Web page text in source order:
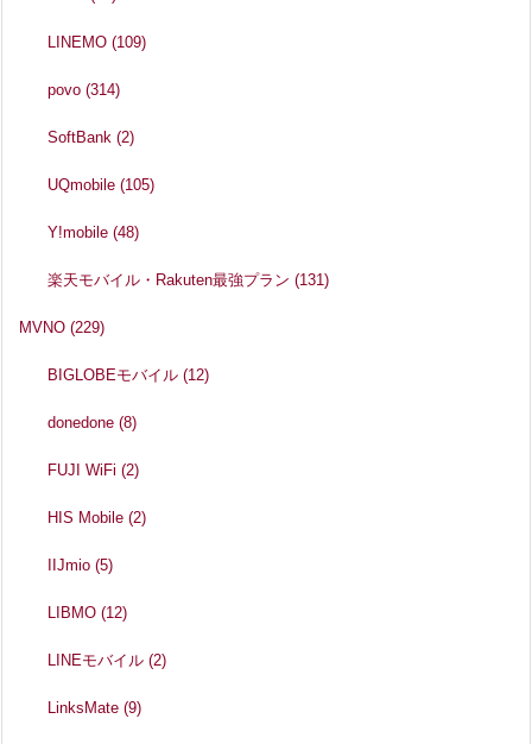
LINEMO(109)
povo(314)
SoftBank(2)
UQmobile(105)
Y!mobile(48)
楽天モバイル・Rakuten最強プラン(131)
MVNO (229)
BIGLOBEモバイル(12)
donedone(8)
FUJI WiFi(2)
HIS Mobile(2)
IIJmio(5)
LIBMO(12)
LINEモバイル(2)
LinksMate(9)